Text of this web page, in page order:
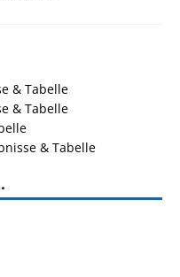
& Tabelle
& Tabelle
& Tabelle